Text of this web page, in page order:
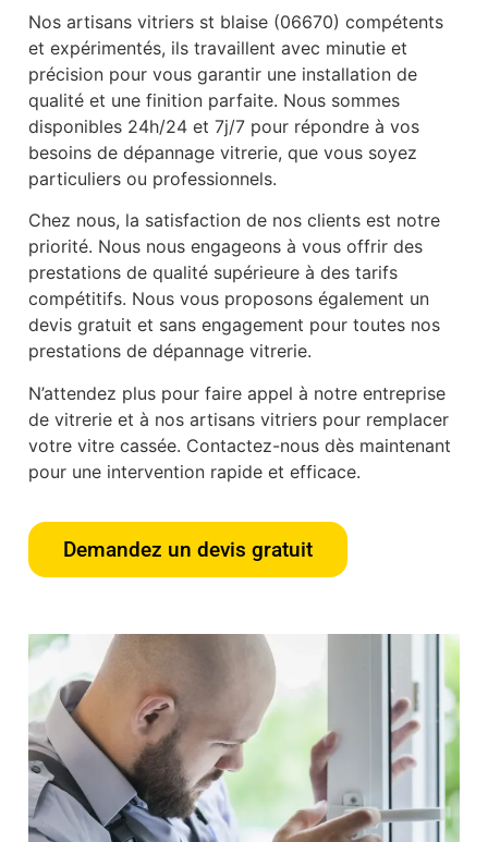
Nos artisans vitriers st blaise (06670) compétents
et expérimentés, ils travaillent avec minutie et
précision pour vous garantir une installation de
qualité et une finition parfaite. Nous sommes
disponibles 24h/24 et 7j/7 pour répondre à vos
besoins de dépannage vitrerie, que vous soyez
particuliers ou professionnels.
Chez nous, la satisfaction de nos clients est notre
priorité. Nous nous engageons à vous offrir des
prestations de qualité supérieure à des tarifs
compétitifs. Nous vous proposons également un
devis gratuit et sans engagement pour toutes nos
prestations de dépannage vitrerie.
N’attendez plus pour faire appel à notre entreprise
de vitrerie et à nos artisans vitriers pour remplacer
votre vitre cassée. Contactez-nous dès maintenant
pour une intervention rapide et efficace.
Demandez un devis gratuit